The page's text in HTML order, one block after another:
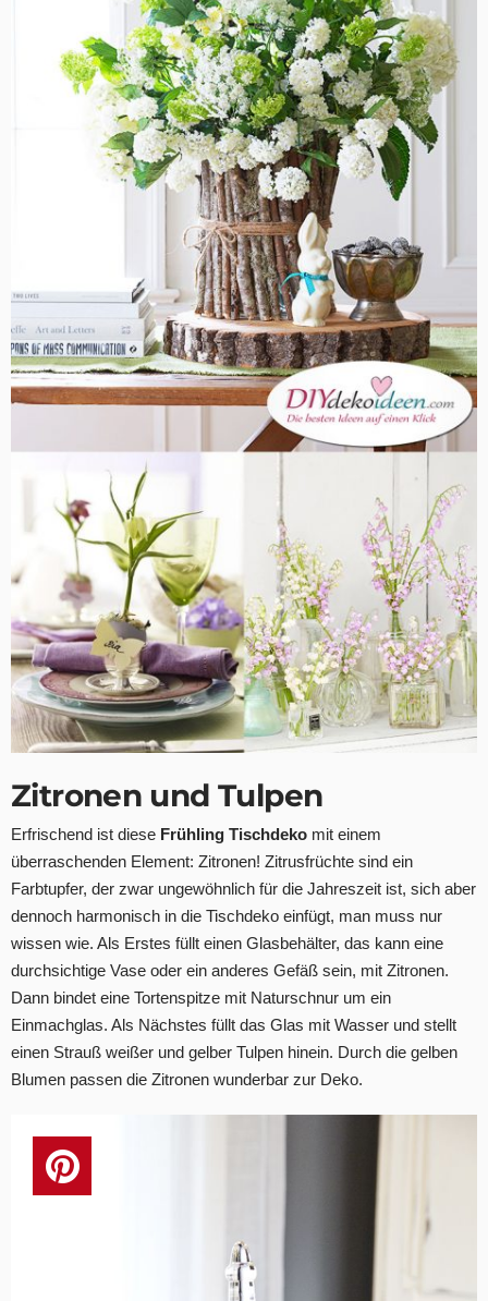
Zitronen und Tulpen
Erfrischend ist diese Frühling Tischdeko mit einem
überraschenden Element: Zitronen! Zitrusfrüchte sind ein
Farbtupfer, der zwar ungewöhnlich für die Jahreszeit ist, sich aber
dennoch harmonisch in die Tischdeko einfügt, man muss nur
wissen wie. Als Erstes füllt einen Glasbehälter, das kann eine
durchsichtige Vase oder ein anderes Gefäß sein, mit Zitronen.
Dann bindet eine Tortenspitze mit Naturschnur um ein
Einmachglas. Als Nächstes füllt das Glas mit Wasser und stellt
einen Strauß weißer und gelber Tulpen hinein. Durch die gelben
Blumen passen die Zitronen wunderbar zur Deko.